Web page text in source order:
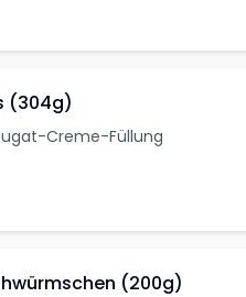
(304g)
Creme-Füllung
(200g)